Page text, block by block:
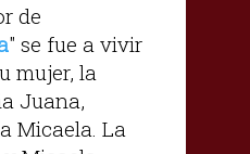
de
" se fue a vivir
mujer, la
Juana,
Micaela. La